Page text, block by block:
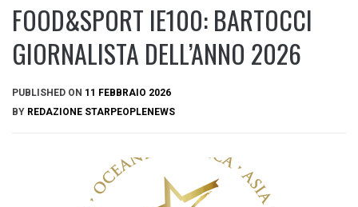
FOOD&SPORT IE100: BARTOCCI
GIORNALISTA DELL’ANNO 2026
PUBLISHED ON 11 FEBBRAIO 2026
BY REDAZIONE STARPEOPLENEWS